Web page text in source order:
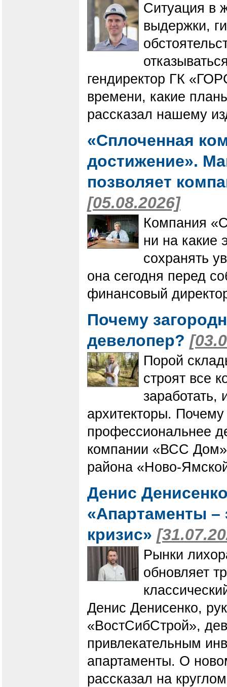
Ситуация в
выдержки,
гендиректор ГК
времени, какие
рассказал нашему
«Сплоченная
достижение».
позволяет
[05.08.2026]
Компания
ни на какие
сохранять
она сегодня перед
финансовый
Почему
девелопер?
Порой
строят все
заработать,
архитекторы.
профессиональнее
компании «ВСС Дом»
района «Ново-
Денис
«Апартаменты –
кризис»
Рынки
обновляет
Денис Денисенко,
«ВостСибСтрой»,
привлекательным
апартаменты. О
рассказал на